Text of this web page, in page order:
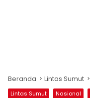
Beranda Lintas Sumut
Lintas Sumut Nasional